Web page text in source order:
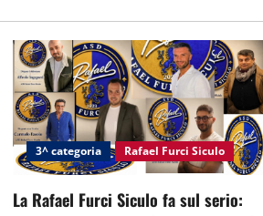
3^ categoria Rafael Furci Siculo
La Rafael Furci Siculo fa sul serio: